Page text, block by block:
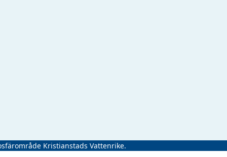
Kristianstads Vattenrike.